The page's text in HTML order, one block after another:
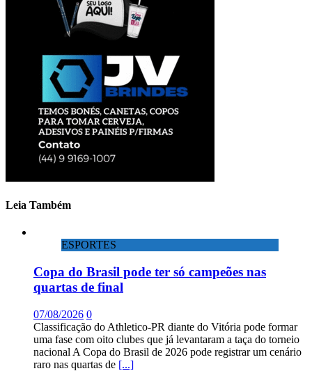
Leia Também
ESPORTES
Copa do Brasil pode ter só campeões nas
quartas de final
07/08/2026 0
Classificação do Athletico-PR diante do Vitória pode formar
uma fase com oito clubes que já levantaram a taça do torneio
nacional A Copa do Brasil de 2026 pode registrar um cenário
raro nas quartas de [...]